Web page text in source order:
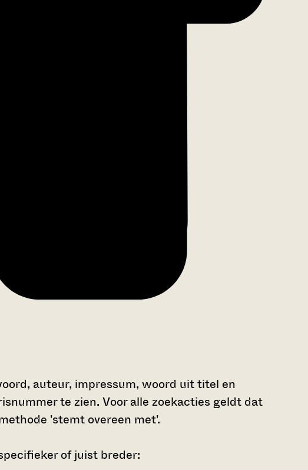
auteur, impressum, woord uit titel en
te zien. Voor alle zoekacties geldt dat
'stemt overeen met'.
of juist breder: